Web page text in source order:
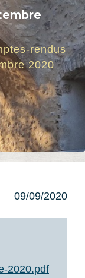
rendus
2020
09/09/2020
2020.pdf